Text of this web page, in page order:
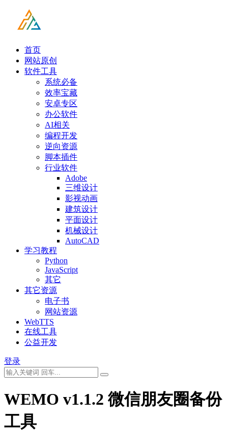
首页
网站原创
软件工具
系统必备
效率宝藏
安卓专区
办公软件
AI相关
编程开发
逆向资源
脚本插件
行业软件
Adobe
三维设计
影视动画
建筑设计
平面设计
机械设计
AutoCAD
学习教程
Python
JavaScript
其它
其它资源
电子书
网站资源
WebTTS
在线工具
公益开发
登录
WEMO v1.1.2 微信朋友圈备份
工具